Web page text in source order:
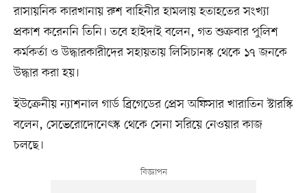
রাসায়নিক কারখানায় রুশ বাহিনীর হামলায় হতাহতের সংখ্যা
প্রকাশ করেননি তিনি। তবে হাইদাই বলেন, গত শুক্রবার পুলিশ
কর্মকর্তা ও উদ্ধারকারীদের সহায়তায় লিসিচানস্ক থেকে ১৭ জনকে
উদ্ধার করা হয়।
ইউক্রেনীয় ন্যাশনাল গার্ড ব্রিগেডের প্রেস অফিসার খারাতিন স্টারস্কি
বলেন, সেভেরোদোনেৎস্ক থেকে সেনা সরিয়ে নেওয়ার কাজ
চলছে।